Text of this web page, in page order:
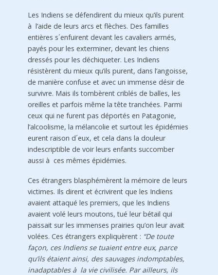
Les Indiens se défendirent du mieux qu’ils purent
à l’aide de leurs arcs et flèches. Des familles
entières s´enfuirent devant les cavaliers armés,
payés pour les exterminer, devant les chiens
dressés pour les déchiqueter. Les Indiens
résistèrent du mieux qu’ils purent, dans l’angoisse,
de manière confuse et avec un immense désir de
survivre. Mais ils tombèrent criblés de balles, les
oreilles et parfois même la tête tranchées. Parmi
ceux qui ne furent pas déportés en Patagonie,
l’alcoolisme, la mélancolie et surtout les épidémies
eurent raison d´eux, et cela dans la douleur
indescriptible de voir leurs enfants succomber
aussi à ces mêmes épidémies.
Ces étrangers blasphémèrent la mémoire de leurs
vic­times. Ils dirent et écrivirent que les Indiens
avaient attaqué les premiers, que les Indiens
avaient volé leurs moutons, tué leur bétail qui
paissait sur les immenses prairies qu’on leur avait
volées. Ces étrangers expliquèrent : “De toute
façon, ces Indiens se tuaient entre eux, parce
qu’ils étaient ainsi, des sauvages indomptables,
inadaptables à la vie civilisée. Par ailleurs, ils